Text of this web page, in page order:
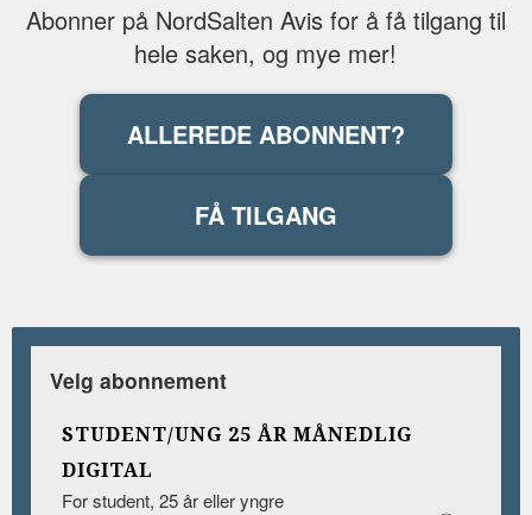
Abonner på NordSalten Avis for å få tilgang til
hele saken, og mye mer!
ALLEREDE ABONNENT?
FÅ TILGANG
Velg abonnement
STUDENT/UNG 25 ÅR MÅNEDLIG
DIGITAL
For student, 25 år eller yngre